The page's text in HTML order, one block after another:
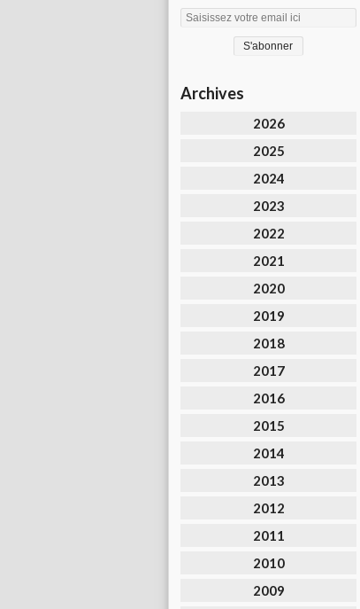
Archives
2026
2025
2024
2023
2022
2021
2020
2019
2018
2017
2016
2015
2014
2013
2012
2011
2010
2009